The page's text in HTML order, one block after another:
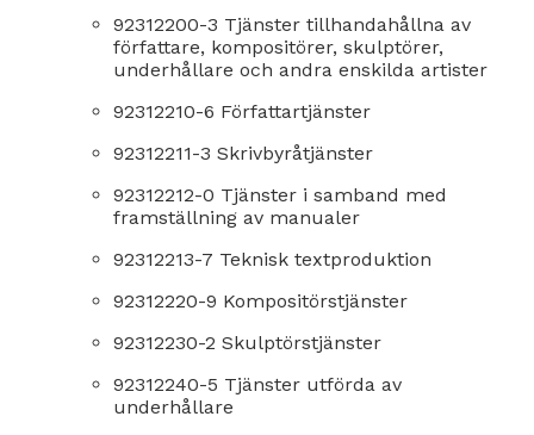
92312200-3 Tjänster tillhandahållna av
författare, kompositörer, skulptörer,
underhållare och andra enskilda artister
92312210-6 Författartjänster
92312211-3 Skrivbyråtjänster
92312212-0 Tjänster i samband med
framställning av manualer
92312213-7 Teknisk textproduktion
92312220-9 Kompositörstjänster
92312230-2 Skulptörstjänster
92312240-5 Tjänster utförda av
underhållare